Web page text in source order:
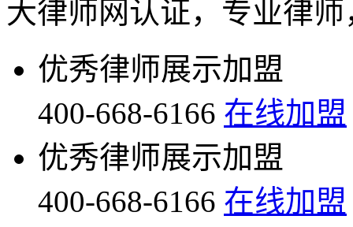
大律师网认证，专业律
优秀律师展示加盟
400-668-6166 在线加盟
优秀律师展示加盟
400-668-6166 在线加盟